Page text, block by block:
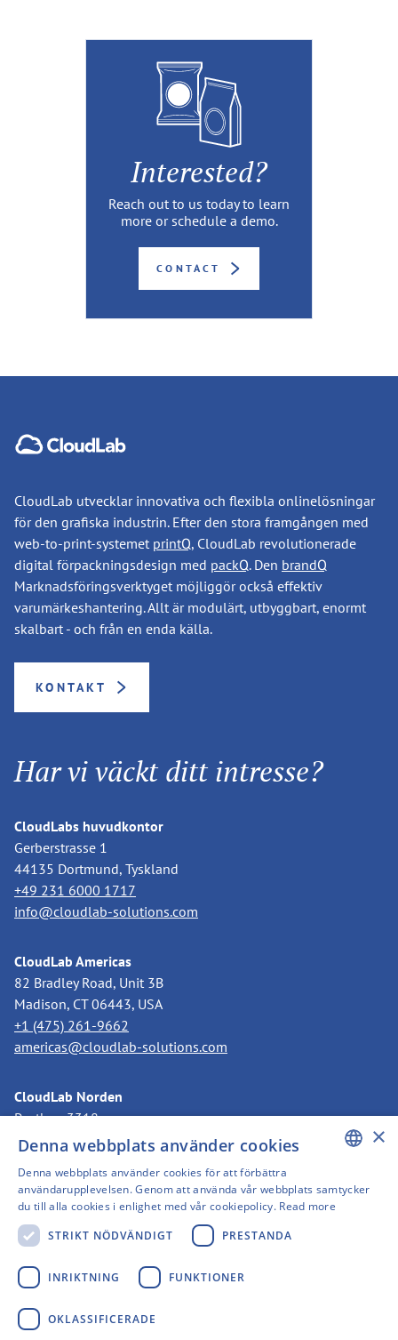
Interested?
Reach out to us today to learn
more or schedule a demo.
CONTACT
CloudLab utvecklar innovativa och flexibla onlinelösningar
för den grafiska industrin. Efter den stora framgången med
web-to-print-systemet printQ, CloudLab revolutionerade
digital förpackningsdesign med packQ. Den brandQ
Marknadsföringsverktyget möjliggör också effektiv
varumärkeshantering. Allt är modulärt, utbyggbart, enormt
skalbart - och från en enda källa.
KONTAKT
Har vi väckt ditt intresse?
CloudLabs huvudkontor
Gerberstrasse 1
44135 Dortmund, Tyskland
+49 231 6000 1717
info@cloudlab-solutions.com
CloudLab Americas
82 Bradley Road, Unit 3B
Madison, CT 06443, USA
+1 (475) 261-9662
americas@cloudlab-solutions.com
CloudLab Norden
Postbox 3318
11273 Stockholm, Sverige
+46 8 525 199 50
nordics@cloudlab-solutions.com
Avtryck
ENGLISH
GERMAN
×
Denna webbplats använder cookies
Denna webbplats använder cookies för att förbättra
användarupplevelsen. Genom att använda vår webbplats samtycker
du till alla cookies i enlighet med vår cookiepolicy. Read more
STRIKT NÖDVÄNDIGT
PRESTANDA
INRIKTNING FUNKTIONER
OKLASSIFICERADE